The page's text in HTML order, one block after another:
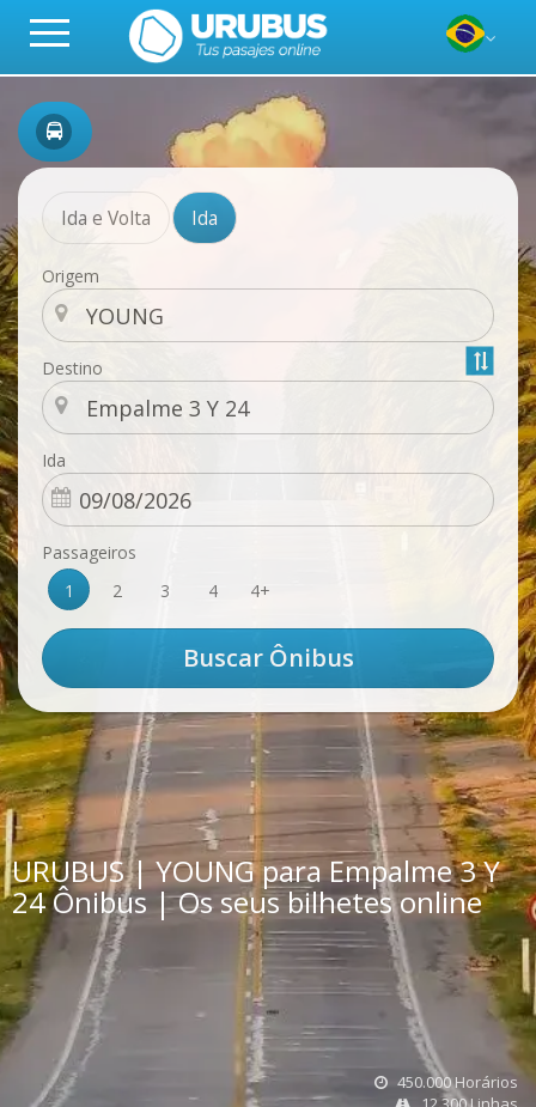
Ida e Volta Ida
Origem
Destino
Ida
Passageiros
1
2 3 4 4+
URUBUS | YOUNG para Empalme 3 Y
24 Ônibus | Os seus bilhetes online
450.000 Horários